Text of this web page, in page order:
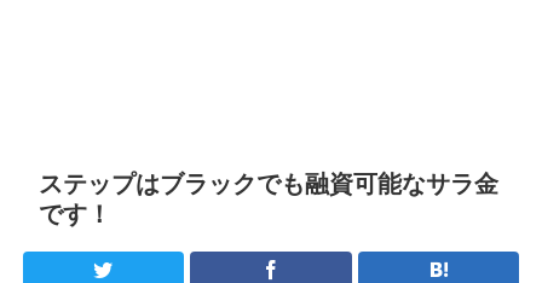
ステップはブラックでも融資可能なサラ金
です！